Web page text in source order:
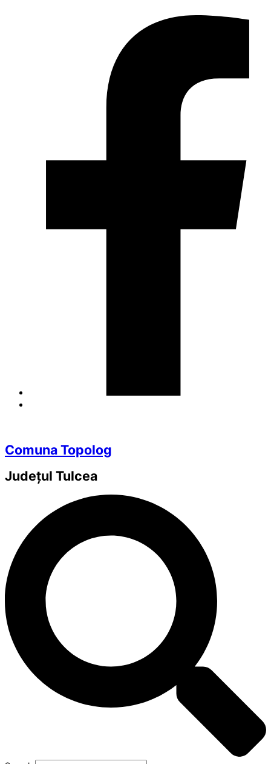
Comuna Topolog
Județul Tulcea